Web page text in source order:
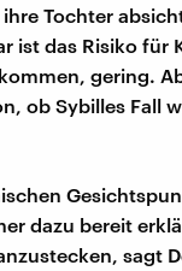
Tochter
ist das Risiko für
gering.
ob Sybilles Fall
dazu bereit
sagt